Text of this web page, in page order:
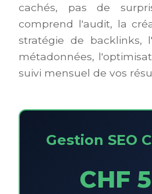
cachés, pas de
comprend l'audit, la
stratégie de backlinks,
métadonnées,
suivi mensuel de vos
Gestion SEO
CHF